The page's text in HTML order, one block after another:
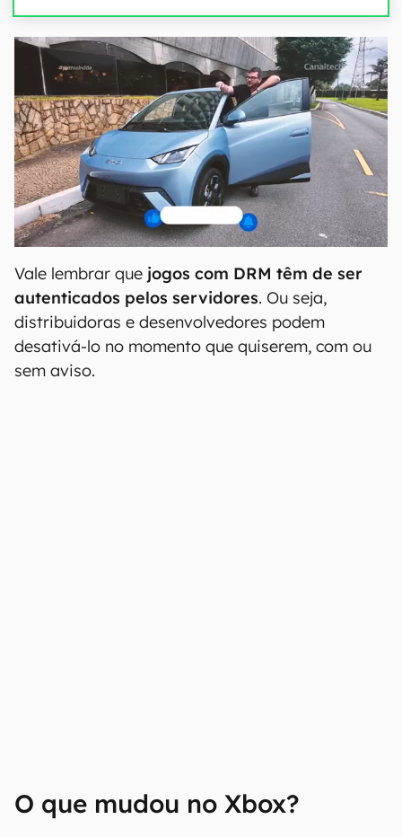
Vale lembrar que jogos com DRM têm de ser
autenticados pelos servidores. Ou seja,
distribuidoras e desenvolvedores podem
desativá-lo no momento que quiserem, com ou
sem aviso.
O que mudou no Xbox?